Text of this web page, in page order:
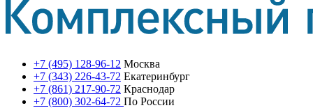
+7 (495) 128-96-12 Москва
+7 (343) 226-43-72 Екатеринбург
+7 (861) 217-90-72 Краснодар
+7 (800) 302-64-72 По России